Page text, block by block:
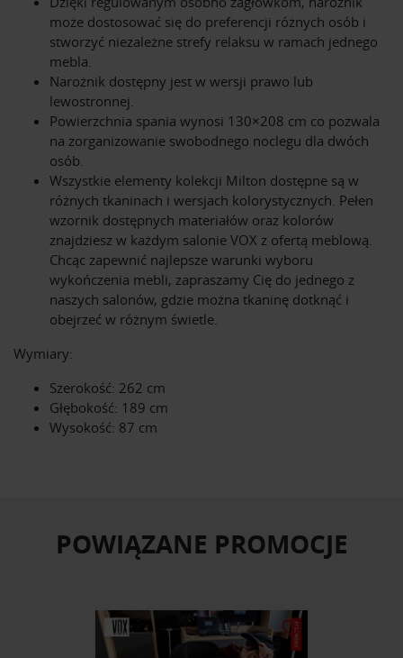
może dostosować się do preferencji różnych osób i
stworzyć niezależne strefy relaksu w ramach jednego
mebla.
Narożnik dostępny jest w wersji prawo lub
lewostronnej.
Powierzchnia spania wynosi 130×208 cm co pozwala
na zorganizowanie swobodnego noclegu dla dwóch
osób.
Wszystkie elementy kolekcji Milton dostępne są w
różnych tkaninach i wersjach kolorystycznych. Pełen
wzornik dostępnych materiałów oraz kolorów
znajdziesz w każdym salonie VOX z ofertą meblową.
Chcąc zapewnić najlepsze warunki wyboru
wykończenia mebli, zapraszamy Cię do jednego z
naszych salonów, gdzie można tkaninę dotknąć i
obejrzeć w różnym świetle.
Wymiary:
Szerokość: 262 cm
Głębokość: 189 cm
Wysokość: 87 cm
POWIĄZANE PROMOCJE